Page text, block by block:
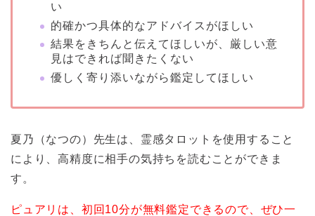
い
的確かつ具体的なアドバイスがほしい
結果をきちんと伝えてほしいが、厳しい意
見はできれば聞きたくない
優しく寄り添いながら鑑定してほしい
夏乃（なつの）先生は、霊感タロットを使用すること
により、高精度に相手の気持ちを読むことができま
す。
ピュアリは、初回10分が無料鑑定できるので、ぜひ一